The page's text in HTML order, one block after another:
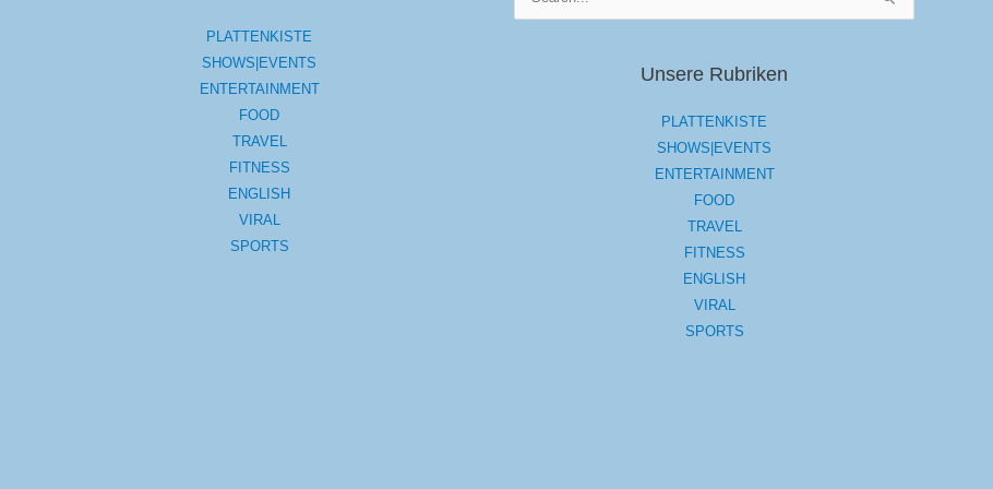
PLATTENKISTE
SHOWS|EVENTS
ENTERTAINMENT
FOOD
TRAVEL
FITNESS
ENGLISH
VIRAL
SPORTS
Unsere Rubriken
PLATTENKISTE
SHOWS|EVENTS
ENTERTAINMENT
FOOD
TRAVEL
FITNESS
ENGLISH
VIRAL
SPORTS